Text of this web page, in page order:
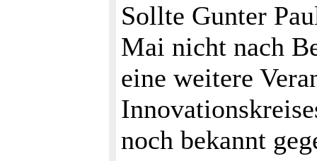
Sollte Gunter
Mai nicht nach
eine weitere
noch bekannt